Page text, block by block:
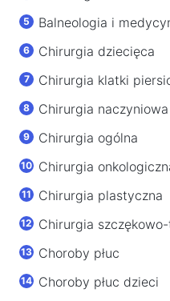
Balneologia i
Chirurgia dziecięca
Chirurgia klatki
Chirurgia naczyniowa
Chirurgia ogólna
Chirurgia
Chirurgia plastyczna
Chirurgia
Choroby płuc
Choroby płuc dzieci